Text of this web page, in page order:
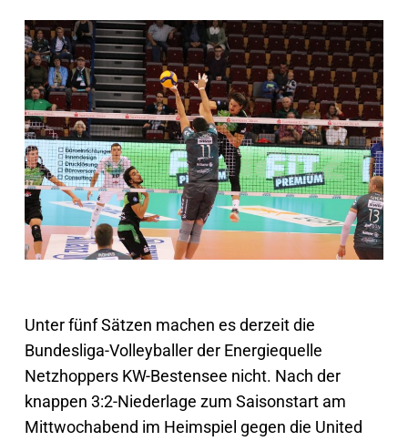
Unter fünf Sätzen machen es derzeit die
Bundesliga-Volleyballer der Energiequelle
Netzhoppers KW-Bestensee nicht. Nach der
knappen 3:2-Niederlage zum Saisonstart am
Mittwochabend im Heimspiel gegen die United